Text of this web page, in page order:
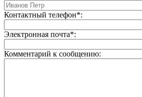
Контактный телефон*:
Электронная почта*:
Комментарий к сообщению: